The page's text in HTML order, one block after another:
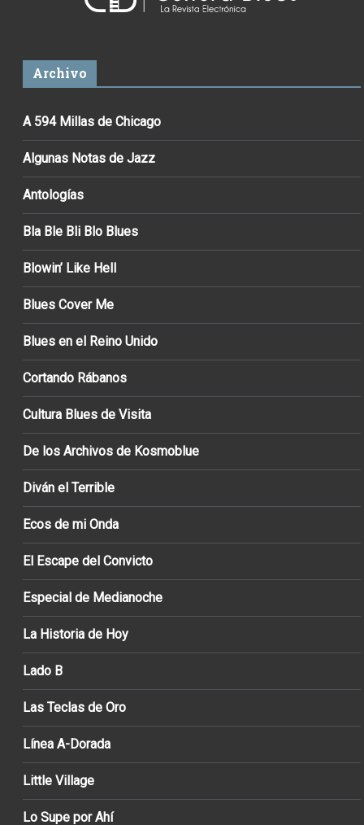
Archivo
A 594 Millas de Chicago
Algunas Notas de Jazz
Antologías
Bla Ble Bli Blo Blues
Blowin’ Like Hell
Blues Cover Me
Blues en el Reino Unido
Cortando Rábanos
Cultura Blues de Visita
De los Archivos de Kosmoblue
Diván el Terrible
Ecos de mi Onda
El Escape del Convicto
Especial de Medianoche
La Historia de Hoy
Lado B
Las Teclas de Oro
Línea A-Dorada
Little Village
Lo Supe por Ahí